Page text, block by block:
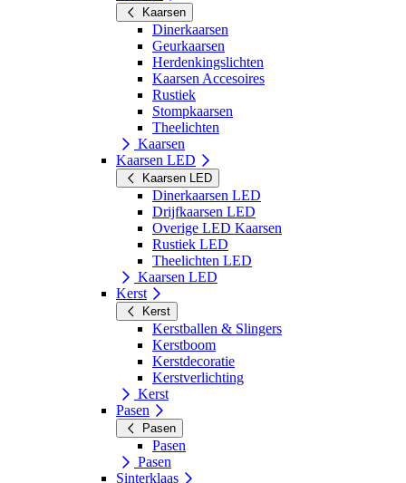
Kaarsen
Dinerkaarsen
Geurkaarsen
Herdenkingslichten
Kaarsen Accesoires
Rustiek
Stompkaarsen
Theelichten
Kaarsen
Kaarsen LED
Kaarsen LED
Dinerkaarsen LED
Drijfkaarsen LED
Overige LED Kaarsen
Rustiek LED
Theelichten LED
Kaarsen LED
Kerst
Kerst
Kerstballen & Slingers
Kerstboom
Kerstdecoratie
Kerstverlichting
Kerst
Pasen
Pasen
Pasen
Pasen
Sinterklaas